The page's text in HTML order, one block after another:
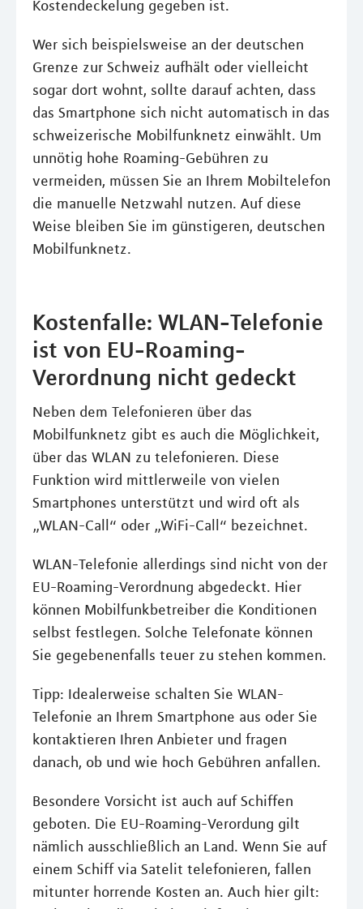
Kostendeckelung gegeben ist.
Wer sich beispielsweise an der deutschen
Grenze zur Schweiz aufhält oder vielleicht
sogar dort wohnt, sollte darauf achten, dass
das Smartphone sich nicht automatisch in das
schweizerische Mobilfunknetz einwählt. Um
unnötig hohe Roaming-Gebühren zu
vermeiden, müssen Sie an Ihrem Mobiltelefon
die manuelle Netzwahl nutzen. Auf diese
Weise bleiben Sie im günstigeren, deutschen
Mobilfunknetz.
Kostenfalle: WLAN-Telefonie
ist von EU-Roaming-
Verordnung nicht gedeckt
Neben dem Telefonieren über das
Mobilfunknetz gibt es auch die Möglichkeit,
über das WLAN zu telefonieren. Diese
Funktion wird mittlerweile von vielen
Smartphones unterstützt und wird oft als
„WLAN-Call“ oder „WiFi-Call“ bezeichnet.
WLAN-Telefonie allerdings sind nicht von der
EU-Roaming-Verordnung abgedeckt. Hier
können Mobilfunkbetreiber die Konditionen
selbst festlegen. Solche Telefonate können
Sie gegebenenfalls teuer zu stehen kommen.
Tipp: Idealerweise schalten Sie WLAN-
Telefonie an Ihrem Smartphone aus oder Sie
kontaktieren Ihren Anbieter und fragen
danach, ob und wie hoch Gebühren anfallen.
Besondere Vorsicht ist auch auf Schiffen
geboten. Die EU-Roaming-Verordung gilt
nämlich ausschließlich an Land. Wenn Sie auf
einem Schiff via Satelit telefonieren, fallen
mitunter horrende Kosten an. Auch hier gilt: